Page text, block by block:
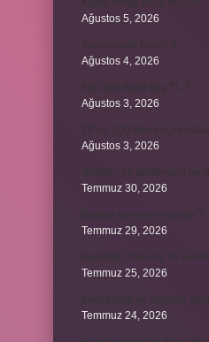
Ağustos 5, 2026
Ağustos 4, 2026
Ağustos 3, 2026
Ağustos 3, 2026
Temmuz 30, 2026
Temmuz 29, 2026
Temmuz 25, 2026
Temmuz 24, 2026